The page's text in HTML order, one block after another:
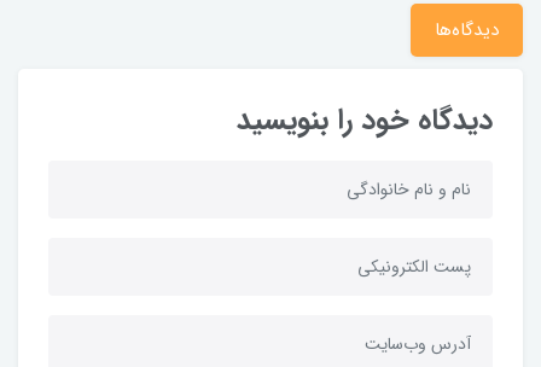
دیدگاه‌ها
دیدگاه خود را بنویسید